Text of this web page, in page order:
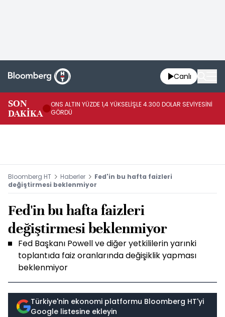
Canlı
SON
DAKİKA
ONS ALTIN YÜZDE 1,4 YÜKSELİŞLE 4.300 DOLAR SEVİYESİNİ
GÖRDÜ
Bloomberg HT Haberler
Fed'in bu hafta faizleri
değiştirmesi beklenmiyor
Fed'in bu hafta faizleri
değiştirmesi beklenmiyor
Fed Başkanı Powell ve diğer yetkililerin yarınki
toplantıda faiz oranlarında değişiklik yapması
beklenmiyor
Türkiye'nin ekonomi platformu Bloomberg HT'yi
Google listesine ekleyin